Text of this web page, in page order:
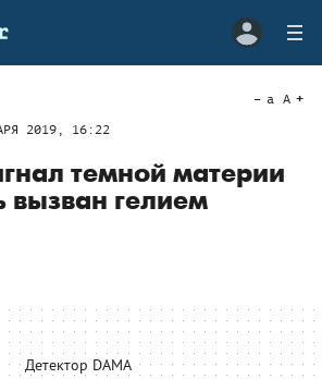
2019, 16:22
a A
темной материи
вызван гелием
Детектор DAMA